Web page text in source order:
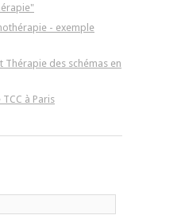
- exemple
Thérapie des schémas en
à Paris